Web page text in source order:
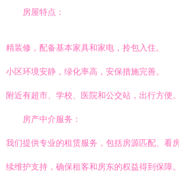
房屋特点：
精装修，配备基本家具和家电，拎包入住。
小区环境安静，绿化率高，安保措施完善。
附近有超市、学校、医院和公交站，出行方便。
房产中介服务：
我们提供专业的租赁服务，包括房源匹配、看
续维护支持，确保租客和房东的权益得到保障